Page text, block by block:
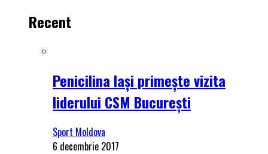
Recent
Penicilina Iași primește vizita
liderului CSM București
Sport Moldova
6 decembrie 2017